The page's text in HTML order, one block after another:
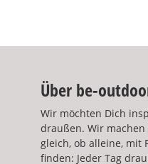
Über be-
Wir möchten Dich
draußen. Wir
gleich, ob alleine, mit
finden: Jeder Tag